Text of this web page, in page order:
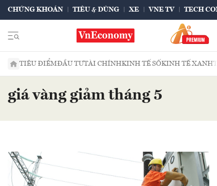
CHỨNG KHOÁN TIÊU & DÙNG XE VNE TV TECH
TIÊU ĐIỂMĐẦU TƯTÀI CHÍNHKINH TẾ SỐKINH TẾ XANH
giá vàng giảm tháng 5